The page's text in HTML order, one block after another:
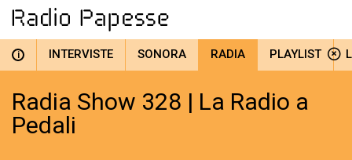
i INTERVISTE SONORA RADIA PLAYLIST
Radia Show 328 | La Radio a
Pedali